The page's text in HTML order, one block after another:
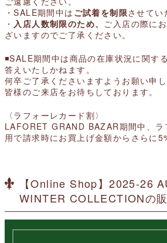
・SALE期間中は ご試着を制限させてい
・ 入店人数制限のため、 ご入店の際に
ざいますのでご了承ください。
◾️SALE期間中は商品の在庫状況に関す
答えいたしかねます。
何卒ご了承くださいますようお願い申し
皆様のご来店をお待ちしております。
〈ラフォーレカード割〉
LAFORET GRAND BAZAR期間中、ラ
用で請求時にお買上げ金額からさらに
【Online Shop】2025-26
WINTER COLLECTIONの